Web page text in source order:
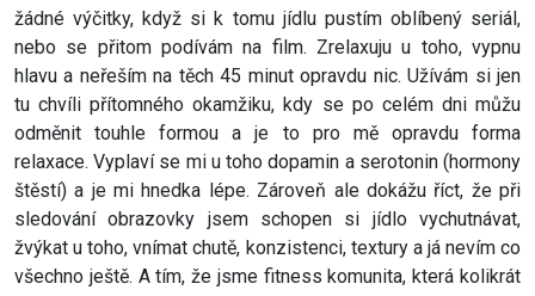
žádné výčitky, když si k tomu jídlu pustím oblíbený seriál,
nebo se přitom podívám na film. Zrelaxuju u toho, vypnu
hlavu a neřeším na těch 45 minut opravdu nic. Užívám si jen
tu chvíli přítomného okamžiku, kdy se po celém dni můžu
odměnit touhle formou a je to pro mě opravdu forma
relaxace. Vyplaví se mi u toho dopamin a serotonin (hormony
štěstí) a je mi hnedka lépe. Zároveň ale dokážu říct, že při
sledování obrazovky jsem schopen si jídlo vychutnávat,
žvýkat u toho, vnímat chutě, konzistenci, textury a já nevím co
všechno ještě. A tím, že jsme fitness komunita, která kolikrát